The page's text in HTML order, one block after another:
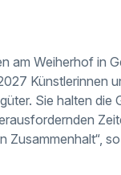
am Weiherhof in
Künstlerinnen
Sie halten